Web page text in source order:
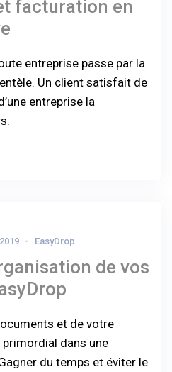
facturation en
entreprise passe par la
Un client satisfait de
entreprise la
EasyDrop
de vos
et de votre
dans une
du temps et éviter le